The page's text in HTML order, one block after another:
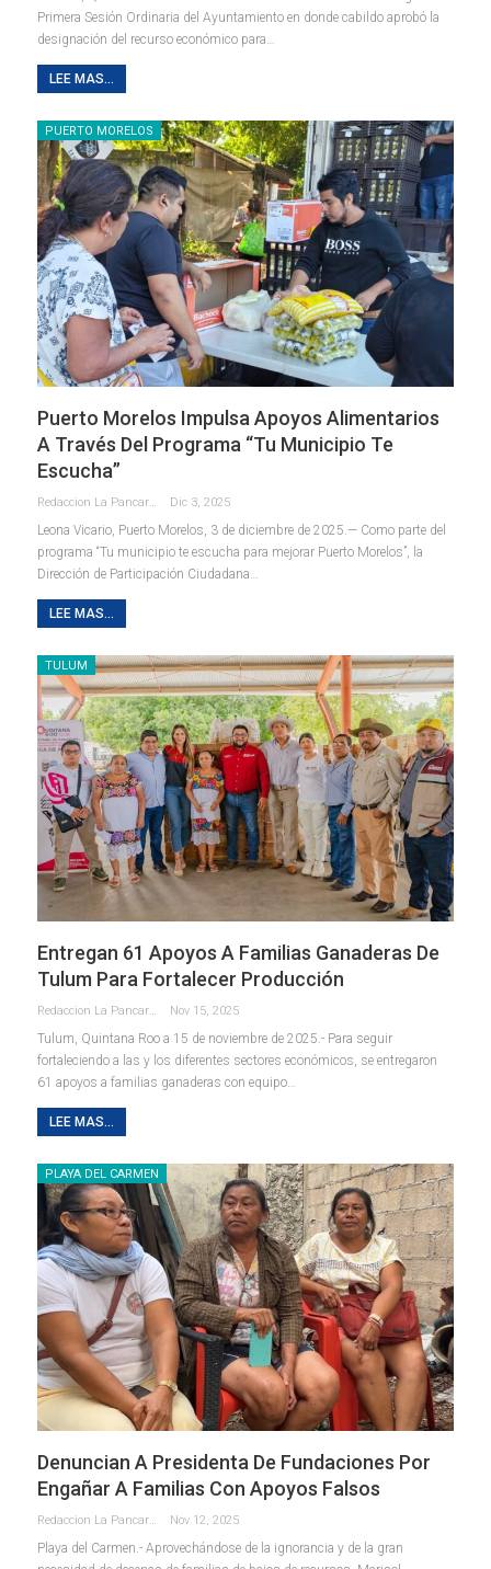
Primera Sesión Ordinaria del Ayuntamiento en donde cabildo aprobó la
designación del recurso económico para…
LEE MAS...
PUERTO MORELOS
Puerto Morelos Impulsa Apoyos Alimentarios
A Través Del Programa “Tu Municipio Te
Escucha”
Redaccion La Pancarta De Quintana Roo Dic 3, 2025
Leona Vicario, Puerto Morelos, 3 de diciembre de 2025.— Como parte del
programa “Tu municipio te escucha para mejorar Puerto Morelos”, la
Dirección de Participación Ciudadana…
LEE MAS...
TULUM
Entregan 61 Apoyos A Familias Ganaderas De
Tulum Para Fortalecer Producción
Redaccion La Pancarta De Quintana Roo Nov 15, 2025
Tulum, Quintana Roo a 15 de noviembre de 2025.- Para seguir
fortaleciendo a las y los diferentes sectores económicos, se entregaron
61 apoyos a familias ganaderas con equipo…
LEE MAS...
PLAYA DEL CARMEN
Denuncian A Presidenta De Fundaciones Por
Engañar A Familias Con Apoyos Falsos
Nov 12, 2025
Playa del Carmen.- Aprovechándose de la ignorancia y de la gran